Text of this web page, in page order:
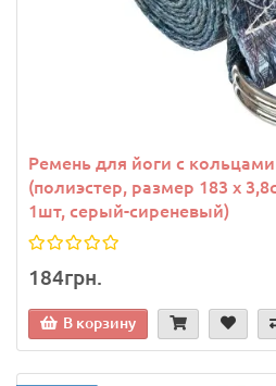
Ремень для йоги с кольцами
(полиэстер, размер 183 x
1шт, серый-сиреневый)
184грн.
В корзину